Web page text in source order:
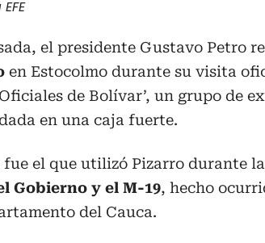
el presidente Gustavo Petro
en Estocolmo durante su visita
de Bolívar’, un grupo de
en una caja fuerte.
fue el que utilizó Pizarro durante la
Gobierno y el M-19, hecho
del Cauca.